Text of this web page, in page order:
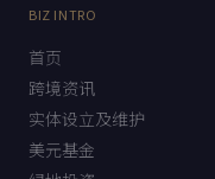
BIZ INTRO
首页
跨境资讯
实体设立及维护
美元基金